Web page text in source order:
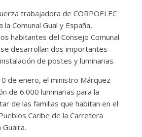
trabajadora de CORPOELEC
Comunal Gual y España,
habitantes del Consejo Comunal
desarrollan dos importantes
de postes y luminarias.
de enero, el ministro Márquez
de 6.000 luminarias para la
de las familias que habitan en el
Caribe de la Carretera